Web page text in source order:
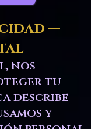
—
nos
tu
describe
y